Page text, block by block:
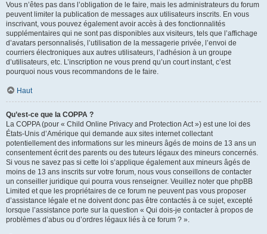
Vous n’êtes pas dans l’obligation de le faire, mais les administrateurs du forum
peuvent limiter la publication de messages aux utilisateurs inscrits. En vous
inscrivant, vous pouvez également avoir accès à des fonctionnalités
supplémentaires qui ne sont pas disponibles aux visiteurs, tels que l’affichage
d’avatars personnalisés, l’utilisation de la messagerie privée, l’envoi de
courriers électroniques aux autres utilisateurs, l’adhésion à un groupe
d’utilisateurs, etc. L’inscription ne vous prend qu’un court instant, c’est
pourquoi nous vous recommandons de le faire.
Haut
Qu’est-ce que la COPPA ?
La COPPA (pour « Child Online Privacy and Protection Act ») est une loi des
États-Unis d’Amérique qui demande aux sites internet collectant
potentiellement des informations sur les mineurs âgés de moins de 13 ans un
consentement écrit des parents ou des tuteurs légaux des mineurs concernés.
Si vous ne savez pas si cette loi s’applique également aux mineurs âgés de
moins de 13 ans inscrits sur votre forum, nous vous conseillons de contacter
un conseiller juridique qui pourra vous renseigner. Veuillez noter que phpBB
Limited et que les propriétaires de ce forum ne peuvent pas vous proposer
d’assistance légale et ne doivent donc pas être contactés à ce sujet, excepté
lorsque l’assistance porte sur la question « Qui dois-je contacter à propos de
problèmes d’abus ou d’ordres légaux liés à ce forum ? ».